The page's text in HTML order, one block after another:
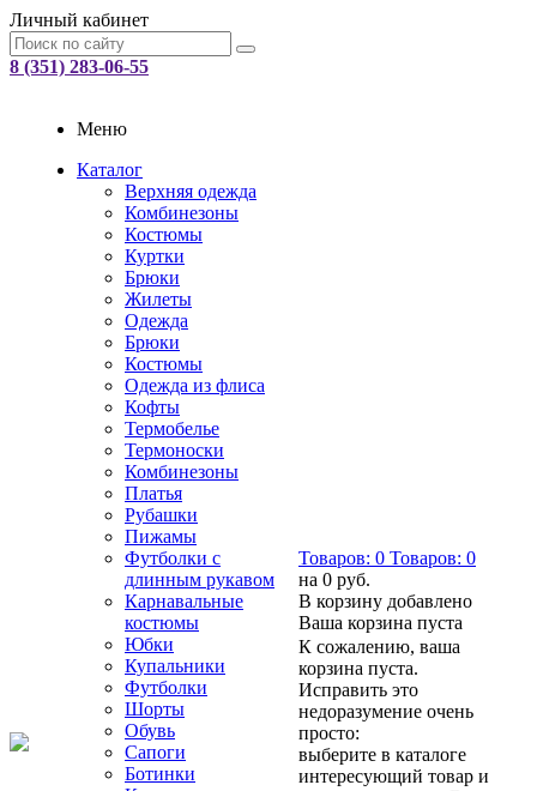
Личный кабинет
8 (351) 283-06-55
Меню
Каталог
Верхняя одежда
Комбинезоны
Костюмы
Куртки
Брюки
Жилеты
Одежда
Брюки
Костюмы
Одежда из флиса
Кофты
Термобелье
Термоноски
Комбинезоны
Платья
Рубашки
Пижамы
Футболки с
длинным рукавом
Карнавальные
костюмы
Юбки
Купальники
Футболки
Шорты
Обувь
Сапоги
Ботинки
Товаров: 0 Товаров: 0
на 0 руб.
В корзину добавлено
Ваша корзина пуста
К сожалению, ваша
корзина пуста.
Исправить это
недоразумение очень
просто:
выберите в каталоге
интересующий товар и